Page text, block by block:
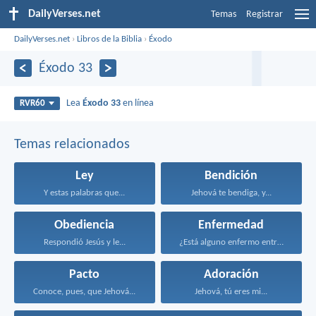
DailyVerses.net Temas Registrar
DailyVerses.net ›Libros de la Biblia › Éxodo
Éxodo 33
RVR60 Lea Éxodo 33 en línea
Temas relacionados
Ley
Y estas palabras que...
Bendición
Jehová te bendiga, y...
Obediencia
Respondió Jesús y le...
Enfermedad
¿Está alguno enfermo entre...
Pacto
Conoce, pues, que Jehová...
Adoración
Jehová, tú eres mi...